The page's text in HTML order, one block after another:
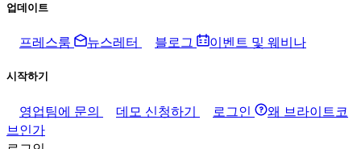
업데이트
프레스룸 뉴스레터 블로그 이벤트 및 웨비나
시작하기
영업팀에 문의 데모 신청하기 로그인
왜 브라이트코
브인가